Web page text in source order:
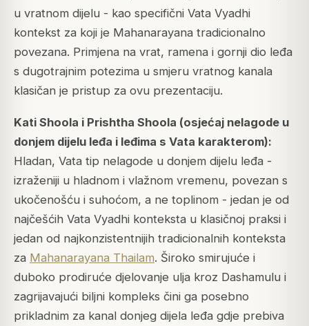
u vratnom dijelu - kao specifični Vata Vyadhi
kontekst za koji je Mahanarayana tradicionalno
povezana. Primjena na vrat, ramena i gornji dio leđa
s dugotrajnim potezima u smjeru vratnog kanala
klasičan je pristup za ovu prezentaciju.
Kati Shoola i Prishtha Shoola (osjećaj nelagode u
donjem dijelu leđa i leđima s Vata karakterom):
Hladan, Vata tip nelagode u donjem dijelu leđa -
izraženiji u hladnom i vlažnom vremenu, povezan s
ukočenošću i suhoćom, a ne toplinom - jedan je od
najčešćih Vata Vyadhi konteksta u klasičnoj praksi i
jedan od najkonzistentnijih tradicionalnih konteksta
za Mahanarayana Thailam. Široko smirujuće i
duboko prodiruće djelovanje ulja kroz Dashamulu i
zagrijavajući biljni kompleks čini ga posebno
prikladnim za kanal donjeg dijela leđa gdje prebiva